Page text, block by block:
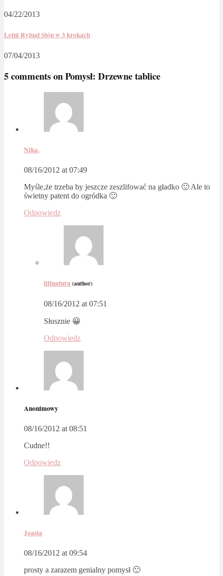
04/22/2013
Letni Rytuał Stóp w 3 krokach
07/04/2013
5 comments onPomysł: Drzewne tablice
Nika.
08/16/2012 at 07:49
Myśle,że trzeba by jeszcze zeszlifować na gładko 🙂 Ale to
świetny patent do ogródka 🙂
Odpowiedz
lilinatura (author)
08/16/2012 at 07:51
Słusznie 😀
Odpowiedz
Anonimowy
08/16/2012 at 08:51
Cudne!!
Odpowiedz
Joasia
08/16/2012 at 09:54
prosty a zarazem genialny pomysł 🙂